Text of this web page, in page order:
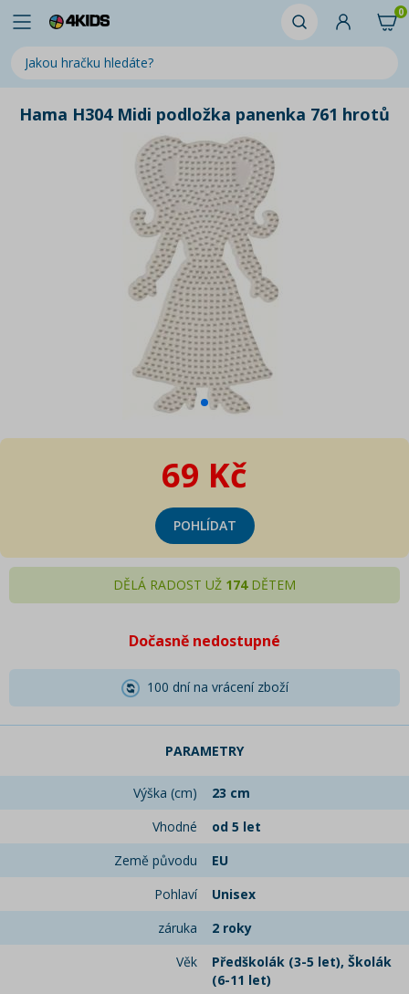
0
Hama H304 Midi podložka panenka 761 hrotů
69 Kč
POHLÍDAT
DĚLÁ RADOST UŽ 174DĚTEM
Dočasně nedostupné
100 dní na vrácení zboží
PARAMETRY
Výška (cm)
23 cm
Vhodné
od 5 let
Země původu
EU
Pohlaví
Unisex
záruka
2 roky
Věk
Předškolák (3-5 let), Školák
(6-11 let)